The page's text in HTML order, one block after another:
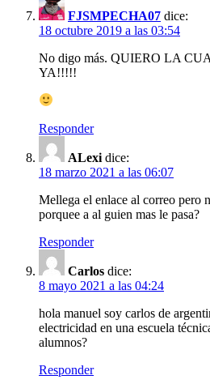
FJSMPECHA07 dice:
18 octubre 2019 a las 03:54
No digo más. QUIERO LA
YA!!!!!
Responder
ALexi dice:
18 marzo 2021 a las 06:07
Mellega el enlace al correo pero
porquee a al guien mas le pasa?
Responder
Carlos dice:
8 mayo 2021 a las 04:24
hola manuel soy carlos de
electricidad en una escuela
alumnos?
Responder